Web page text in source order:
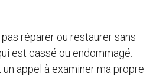
réparer ou restaurer sans
est cassé ou endommagé.
appel à examiner ma propre